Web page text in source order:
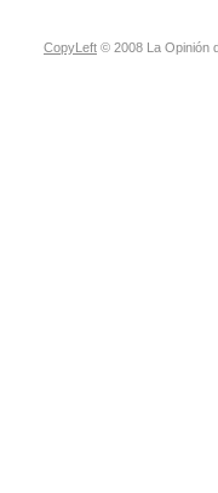
CopyLeft © 2008 La Opinión